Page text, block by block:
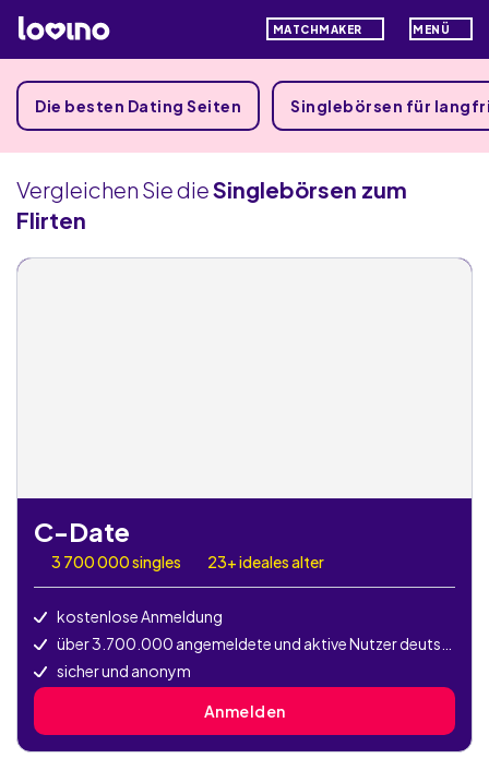
MATCHMAKER MENÜ
Die besten Dating Seiten Singlebörsen für
Vergleichen Sie dieSinglebörsen zum
Flirten
C-Date
3 700 000singles 23+ ideales alter
kostenlose Anmeldung
sicher und anonym
Anmelden